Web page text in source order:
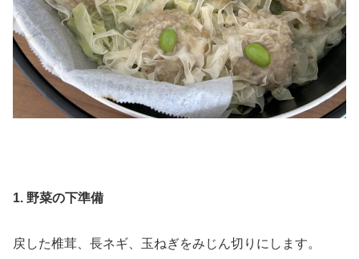
1. 野菜の下準備
戻した椎茸、長ネギ、玉ねぎをみじん切りにします。